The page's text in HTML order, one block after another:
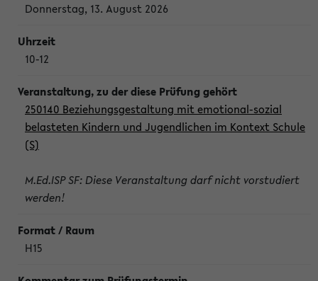
Donnerstag, 13. August 2026
10-12
250140 Beziehungsgestaltung mit emotional-sozial
belasteten Kindern und Jugendlichen im Kontext Schule
(S)
M.Ed.ISP SF: Diese Veranstaltung darf nicht vorstudiert
werden!
H15